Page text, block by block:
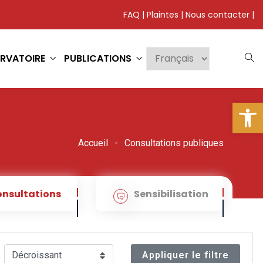
FAQ | Plaintes | Nous contacter |
PUBLICATIONS
Accueil Consultations publiques
Sensibilisation
Appliquer le filtre